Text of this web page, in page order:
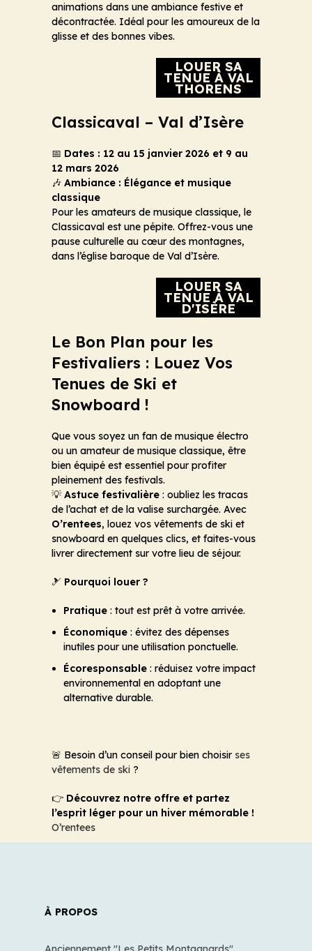
animations dans une ambiance festive et
décontractée. Idéal pour les amoureux de la
glisse et des bonnes vibes.
LOUER SA
TENUE À VAL
THORENS
Classicaval – Val d’Isère
📅 Dates : 12 au 15 janvier 2026 et 9 au
12 mars 2026
🎶 Ambiance : Élégance et musique
classique
Pour les amateurs de musique classique, le
Classicaval est une pépite. Offrez-vous une
pause culturelle au cœur des montagnes,
dans l’église baroque de Val d’Isère.
LOUER SA
TENUE À VAL
D'ISÈRE
Le Bon Plan pour les
Festivaliers : Louez Vos
Tenues de Ski et
Snowboard !
Que vous soyez un fan de musique électro
ou un amateur de musique classique, être
bien équipé est essentiel pour profiter
pleinement des festivals.
💡Astuce festivalière : oubliez les tracas
de l’achat et de la valise surchargée. Avec
O’rentees, louez vos vêtements de ski et
snowboard en quelques clics, et faites-vous
livrer directement sur votre lieu de séjour.
🎿 Pourquoi louer ?
Pratique : tout est prêt à votre arrivée.
Économique : évitez des dépenses
inutiles pour une utilisation ponctuelle.
Écoresponsable : réduisez votre impact
environnemental en adoptant une
alternative durable.
🚨 Besoin d’un conseil pour bien choisir ses
vêtements de ski ?
👉 Découvrez notre offre et partez
l’esprit léger pour un hiver mémorable !
O’rentees
À PROPOS